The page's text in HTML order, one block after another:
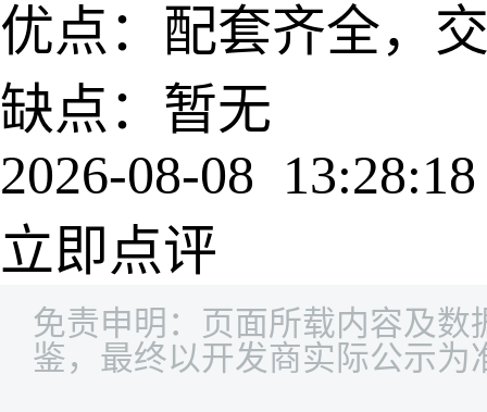
优点：配套齐全，
缺点：暂无
2026-08-08 13:28:18
立即点评
免责申明：页面所载内容及数
鉴，最终以开发商实际公示为